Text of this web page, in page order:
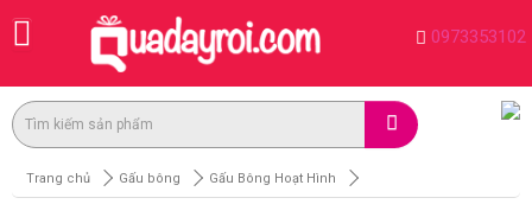
0973353102
Trang chủ Gấu bông Gấu Bông Hoạt Hình